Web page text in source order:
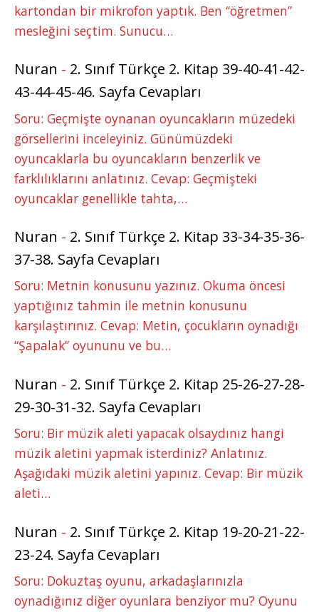
kartondan bir mikrofon yaptık. Ben “öğretmen”
mesleğini seçtim. Sunucu…
Nuran - 2. Sınıf Türkçe 2. Kitap 39-40-41-42-
43-44-45-46. Sayfa Cevapları
Soru: Geçmişte oynanan oyuncakların müzedeki
görsellerini inceleyiniz. Günümüzdeki
oyuncaklarla bu oyuncakların benzerlik ve
farklılıklarını anlatınız. Cevap: Geçmişteki
oyuncaklar genellikle tahta,…
Nuran - 2. Sınıf Türkçe 2. Kitap 33-34-35-36-
37-38. Sayfa Cevapları
Soru: Metnin konusunu yazınız. Okuma öncesi
yaptığınız tahmin ile metnin konusunu
karşılaştırınız. Cevap: Metin, çocukların oynadığı
“Şapalak” oyununu ve bu…
Nuran - 2. Sınıf Türkçe 2. Kitap 25-26-27-28-
29-30-31-32. Sayfa Cevapları
Soru: Bir müzik aleti yapacak olsaydınız hangi
müzik aletini yapmak isterdiniz? Anlatınız.
Aşağıdaki müzik aletini yapınız. Cevap: Bir müzik
aleti…
Nuran - 2. Sınıf Türkçe 2. Kitap 19-20-21-22-
23-24. Sayfa Cevapları
Soru: Dokuztaş oyunu, arkadaşlarınızla
oynadığınız diğer oyunlara benziyor mu? Oyunu